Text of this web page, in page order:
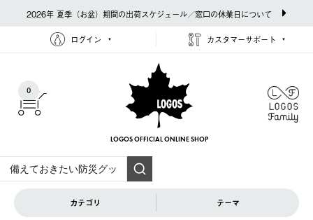
2026年 夏季（お盆）期間の出荷スケジュール／窓口の休業日について
ログイン カスタマーサポート
0
LOGOS OFFICIAL ONLINE SHOP
カテゴリ テーマ